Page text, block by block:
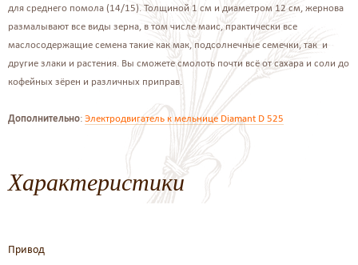
для среднего помола (14/15). Толщиной 1 см и диаметром 12 см, жернова
размалывают все виды зерна, в том числе маис, практически все
маслосодержащие семена такие как мак, подсолнечные семечки, так и
другие злаки и растения. Вы сможете смолоть почти всё от сахара и соли до
кофейных зёрен и различных приправ.
Дополнительно: Электродвигатель к мельнице Diamant D 525
Характеристики
Привод